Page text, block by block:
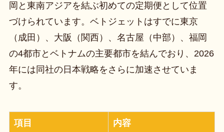
岡と東南アジアを結ぶ初めての定期便として位置
づけられています。ベトジェットはすでに東京
（成田）、大阪（関西）、名古屋（中部）、福岡
の4都市とベトナムの主要都市を結んでおり、2026
年には同社の日本戦略をさらに加速させていま
す。
項目 内容